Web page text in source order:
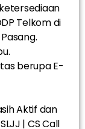
Telkom di
berupa E-
Aktif dan
| CS Call